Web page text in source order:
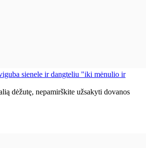
sienele ir dangteliu "iki mėnulio ir
dėžutę, nepamirškite užsakyti dovanos